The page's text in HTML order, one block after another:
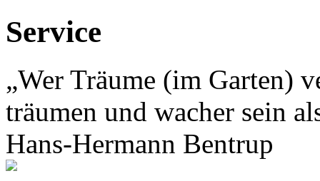
Service
„Wer Träume (im Garten)
träumen und wacher sein
Hans-Hermann Bentrup